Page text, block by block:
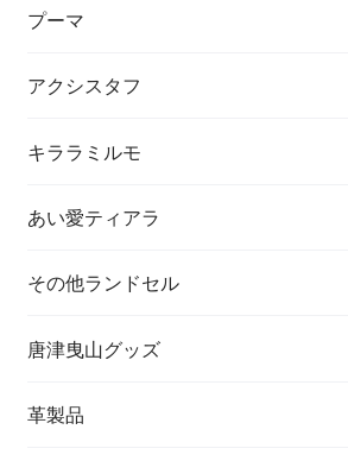
プーマ
アクシスタフ
キララミルモ
あい愛ティアラ
その他ランドセル
唐津曳山グッズ
革製品